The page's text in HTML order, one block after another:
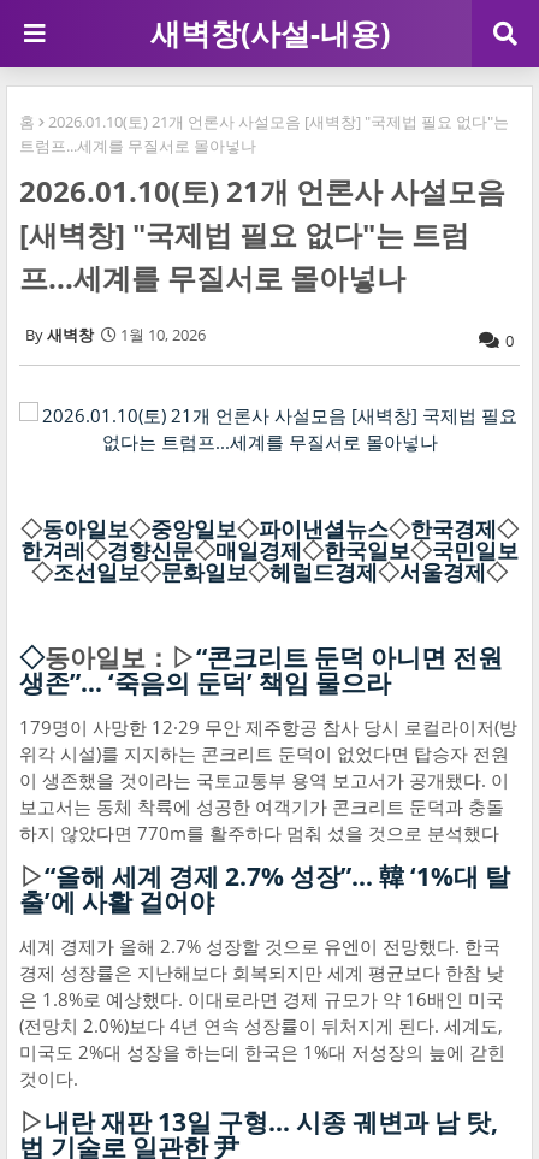
새벽창(사설-내용)
홈
2026.01.10(토) 21개 언론사 사설모음 [새벽창] "국제법 필요 없다"는
트럼프...세계를 무질서로 몰아넣나
2026.01.10(토) 21개 언론사 사설모음
[새벽창] "국제법 필요 없다"는 트럼
프...세계를 무질서로 몰아넣나
새벽창 1월 10, 2026 0
◇동아일보◇중앙일보◇파이낸셜뉴스◇한국경제◇
한겨레◇경향신문◇매일경제◇한국일보◇국민일보
◇조선일보◇문화일보◇헤럴드경제◇서울경제◇
◇동아일보：▷“콘크리트 둔덕 아니면 전원
생존”… ‘죽음의 둔덕’ 책임 물으라
179명이 사망한 12·29 무안 제주항공 참사 당시 로컬라이저(방
위각 시설)를 지지하는 콘크리트 둔덕이 없었다면 탑승자 전원
이 생존했을 것이라는 국토교통부 용역 보고서가 공개됐다. 이
보고서는 동체 착륙에 성공한 여객기가 콘크리트 둔덕과 충돌
하지 않았다면 770m를 활주하다 멈춰 섰을 것으로 분석했다
▷“올해 세계 경제 2.7% 성장”… 韓 ‘1%대 탈
출’에 사활 걸어야
세계 경제가 올해 2.7% 성장할 것으로 유엔이 전망했다. 한국
경제 성장률은 지난해보다 회복되지만 세계 평균보다 한참 낮
은 1.8%로 예상했다. 이대로라면 경제 규모가 약 16배인 미국
(전망치 2.0%)보다 4년 연속 성장률이 뒤처지게 된다. 세계도,
미국도 2%대 성장을 하는데 한국은 1%대 저성장의 늪에 갇힌
것이다.
▷내란 재판 13일 구형… 시종 궤변과 남 탓,
법 기술로 일관한 尹